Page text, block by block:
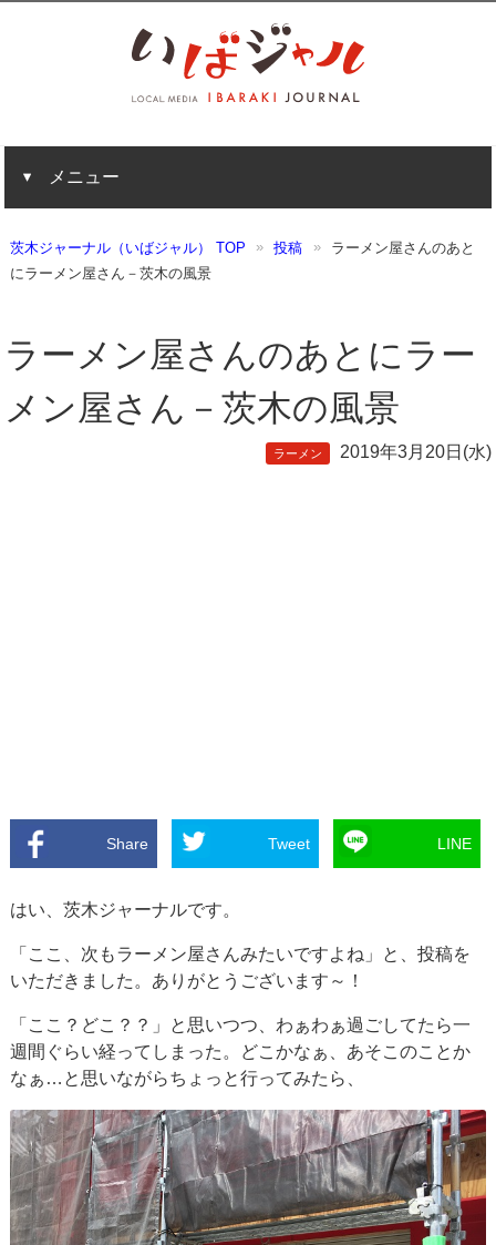
メニュー
茨木ジャーナル（いばジャル） TOP 投稿
ラーメン屋さんのあと
にラーメン屋さん－茨木の風景
ラーメン屋さんのあとにラー
メン屋さん－茨木の風景
ラーメン 2019年3月20日(水)
Share Tweet LINE
はい、茨木ジャーナルです。
「ここ、次もラーメン屋さんみたいですよね」と、投稿を
いただきました。ありがとうございます～！
「ここ？どこ？？」と思いつつ、わぁわぁ過ごしてたら一
週間ぐらい経ってしまった。どこかなぁ、あそこのことか
なぁ…と思いながらちょっと行ってみたら、